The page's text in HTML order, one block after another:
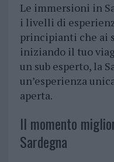
Le immersioni in
i livelli di
principianti che ai
iniziando il tuo
un sub esperto, la
un’esperienza
aperta.
Il momento
Sardegna